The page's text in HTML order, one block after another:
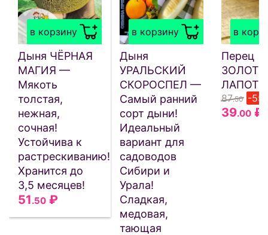
в корзину
Дыня ЧЁРНАЯ
МАГИЯ —
Мякоть
толстая,
нежная,
сочная!
Устойчива к
растрескиванию!
Хранится до
3,5 месяцев!
51.50 ₽
в корзину
Дыня
УРАЛЬСКИЙ
СКОРОСПЕЛ —
Самый ранний
сорт дыни!
Идеальный
вариант для
садоводов
Сибири и
Урала!
Сладкая,
медовая,
тающая
в
Перец
ЛАПОТЬ
87.50 -
39.00 ₽